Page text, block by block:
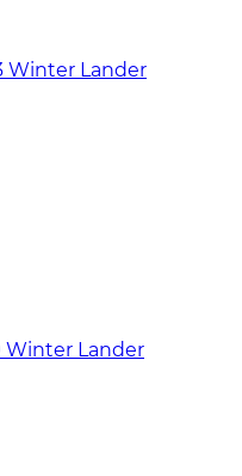
Winter Lander
Winter Lander